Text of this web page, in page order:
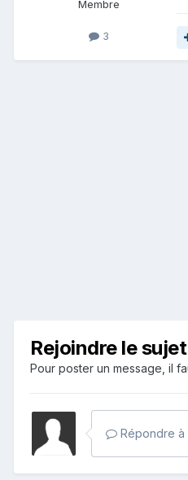
Membre
3
Rejoindre le
Pour poster un message, il
Répondre